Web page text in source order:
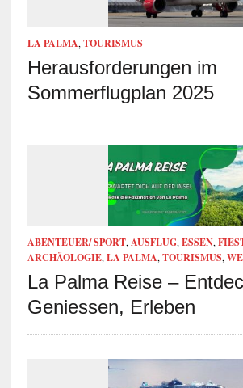
LA PALMA, TOURISMUS
Herausforderungen im
Sommerflugplan 2025
ABENTEUER/ SPORT, AUSFLUG, ESSEN,
ARCHÄOLOGIE, LA PALMA, TOURISMUS,
La Palma Reise –
Geniessen, Erleben